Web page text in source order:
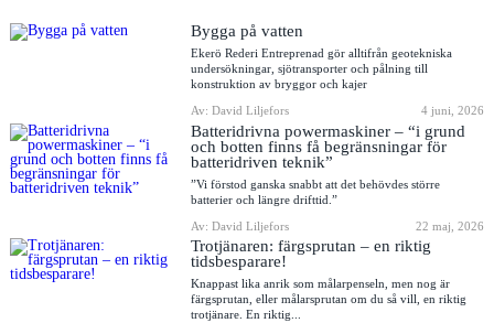
Bygga på vatten
Ekerö Rederi Entreprenad gör alltifrån geotekniska
undersökningar, sjötransporter och pålning till
konstruktion av bryggor och kajer
Av: David Liljefors
4 juni, 2026
Batteridrivna powermaskiner – “i grund
och botten finns få begränsningar för
batteridriven teknik”
”Vi förstod ganska snabbt att det behövdes större
batterier och längre drifttid.”
Av: David Liljefors
22 maj, 2026
Trotjänaren: färgsprutan – en riktig
tidsbesparare!
Knappast lika anrik som målarpenseln, men nog är
färgsprutan, eller målarsprutan om du så vill, en riktig
trotjänare. En riktig...